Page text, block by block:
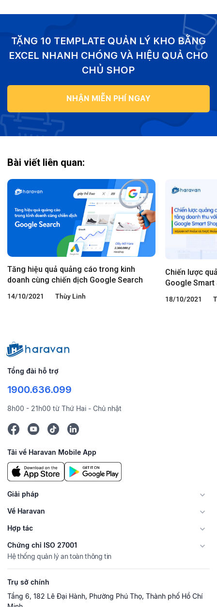
TẶNG 10 TEMPLATE QUẢN LÝ KHO BẰNG
EXCEL NHANH CHÓNG VÀ HIỆU QUẢ CHO
CHỦ SHOP
NHẬN MIỄN PHÍ NGAY
Bài viết liên quan:
Tăng hiệu quả quảng cáo trong kinh
doanh cùng chiến dịch Google Search
14/10/2021 Thùy Linh
Chiến lược
Google
18/10/2021
Tổng đài hỗ trợ
1900.636.099
8h00 - 21h00 từ Thứ Hai - Chủ nhật
Tải về Haravan Mobile App
Giải pháp
Về Haravan
Hợp tác
Chứng chỉ ISO 27001
Hệ thống quản lý an toàn thông tin
Trụ sở chính
Tầng 6, 182 Lê Đại Hành, Phường Phú Thọ, Thành phố Hồ Chí